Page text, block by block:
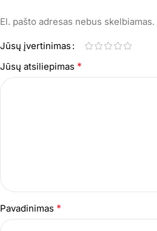
El. pašto adresas nebus skelbiamas.
Jūsų įvertinimas
Jūsų atsiliepimas *
Pavadinimas *